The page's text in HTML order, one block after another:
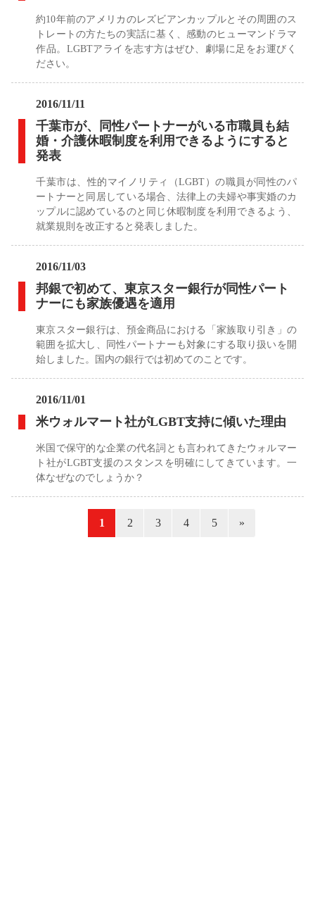
約10年前のアメリカのレズビアンカップルとその周囲のス
トレートの方たちの実話に基く、感動のヒューマンドラマ
作品。LGBTアライを志す方はぜひ、劇場に足をお運びく
ださい。
2016/11/11
千葉市が、同性パートナーがいる市職員も結
婚・介護休暇制度を利用できるようにすると
発表
千葉市は、性的マイノリティ（LGBT）の職員が同性のパ
ートナーと同居している場合、法律上の夫婦や事実婚のカ
ップルに認めているのと同じ休暇制度を利用できるよう、
就業規則を改正すると発表しました。
2016/11/03
邦銀で初めて、東京スター銀行が同性パート
ナーにも家族優遇を適用
東京スター銀行は、預金商品における「家族取り引き」の
範囲を拡大し、同性パートナーも対象にする取り扱いを開
始しました。国内の銀行では初めてのことです。
2016/11/01
米ウォルマート社がLGBT支持に傾いた理由
米国で保守的な企業の代名詞とも言われてきたウォルマー
ト社がLGBT支援のスタンスを明確にしてきています。一
体なぜなのでしょうか？
1 2 3 4 5 »